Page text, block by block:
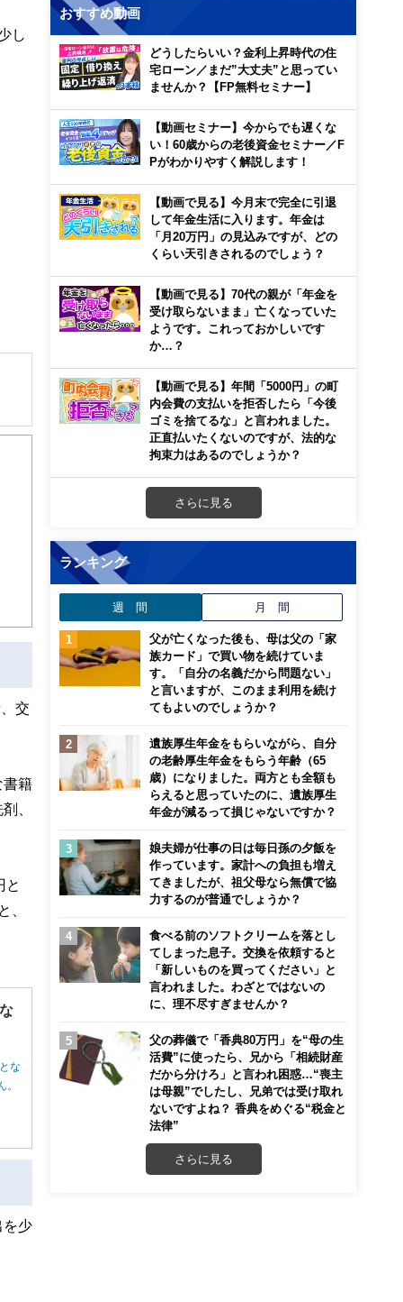
し
き
交
書籍
、
と
、
な
。
を少
おすすめ動画
どうしたらいい？金利上昇時代の住
宅ローン／まだ”大丈夫”と思ってい
ませんか？【FP無料セミナー】
【動画セミナー】今からでも遅くな
い！60歳からの老後資金セミナー／F
Pがわかりやすく解説します！
【動画で見る】今月末で完全に引退
して年金生活に入ります。年金は
「月20万円」の見込みですが、どの
くらい天引きされるのでしょう？
【動画で見る】70代の親が「年金を
受け取らないまま」亡くなっていた
ようです。これっておかしいです
か…？
【動画で見る】年間「5000円」の町
内会費の支払いを拒否したら「今後
ゴミを捨てるな」と言われました。
正直払いたくないのですが、法的な
拘束力はあるのでしょうか？
さらに見る
ランキング
週 間 月 間
父が亡くなった後も、母は父の「家
族カード」で買い物を続けていま
す。「自分の名義だから問題ない」
と言いますが、このまま利用を続け
てもよいのでしょうか？
遺族厚生年金をもらいながら、自分
の老齢厚生年金をもらう年齢（65
歳）になりました。両方とも全額も
らえると思っていたのに、遺族厚生
年金が減るって損じゃないですか？
娘夫婦が仕事の日は毎日孫の夕飯を
作っています。家計への負担も増え
てきましたが、祖父母なら無償で協
力するのが普通でしょうか？
食べる前のソフトクリームを落とし
てしまった息子。交換を依頼すると
「新しいものを買ってください」と
言われました。わざとではないの
に、理不尽すぎませんか？
父の葬儀で「香典80万円」を“母の生
活費”に使ったら、兄から「相続財産
だから分けろ」と言われ困惑…“喪主
は母親”でしたし、兄弟では受け取れ
ないですよね？ 香典をめぐる“税金と
法律”
さらに見る